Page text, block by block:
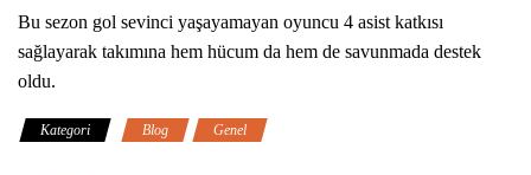
Bu sezon gol sevinci yaşayamayan oyuncu 4 asist katkısı
sağlayarak takımına hem hücum da hem de savunmada destek
oldu.
Kategori Blog Genel